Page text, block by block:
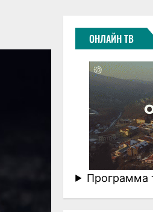
ОНЛАЙН ТВ
Программа